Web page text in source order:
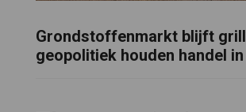
Grondstoffenmarkt blijft
geopolitiek houden handel